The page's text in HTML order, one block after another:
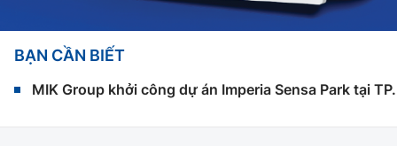
BẠN CẦN BIẾT
MIK Group khởi công dự án Imperia Sensa Park tại